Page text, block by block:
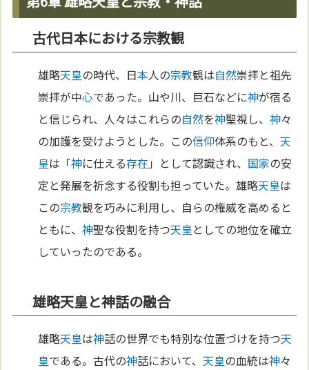
古代日本における宗教観
雄略天皇の時代、日本人の宗教観は自然崇拝と祖先
崇拝が中心であった。山や川、巨石などに神が宿る
と信じられ、人々はこれらの自然を神聖視し、神々
の加護を受けようとした。この信仰体系のもと、天
皇は「神に仕える存在 」として認識され、 国家の安
定と発展を祈念する役割も担っていた。雄略天皇は
この宗教観を巧みに利用し、自らの権威を高めると
ともに、神聖な役割を持つ天皇としての地位を確立
していったのである。
雄略天皇と神話の融合
雄略天皇は神話の世界でも特別な位置づけを持つ天
皇である。古代の神話において、天皇の血統は神々